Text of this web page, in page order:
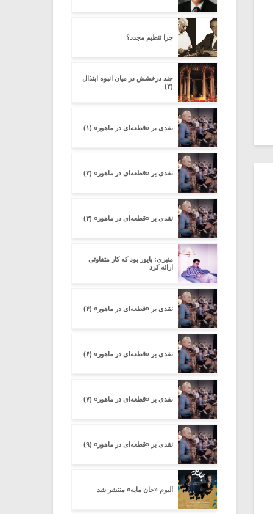
چرا تنظیم مجدد؟
چند درخشش در میان انبوه ابتذال
(۲)
نقدی بر «قطعه‌ای در ماهور» (۱)
نقدی بر «قطعه‌ای در ماهور» (۲)
نقدی بر «قطعه‌ای در ماهور» (۳)
منبری: پایور بود که کار متفاوتی
ارائه کرد
نقدی بر «قطعه‌ای در ماهور» (۴)
نقدی بر «قطعه‌ای در ماهور» (۶)
نقدی بر «قطعه‌ای در ماهور» (۷)
نقدی بر «قطعه‌ای در ماهور» (۹)
آلبوم «جان مایه» منتشر شد